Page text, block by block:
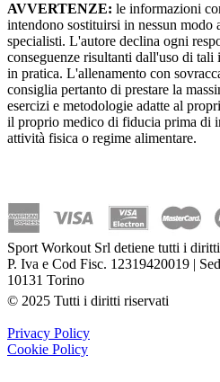
AVVERTENZE: le informazioni
intendono sostituirsi in nessun modo
specialisti. L'autore declina ogni
conseguenze risultanti dall'uso di
in pratica. L'allenamento con
consiglia pertanto di prestare la
esercizi e metodologie adatte al
il proprio medico di fiducia prima di
attività fisica o regime alimentare.
Sport Workout Srl detiene tutti i
P. Iva e Cod Fisc. 12319420019 |
10131 Torino
© 2025 Tutti i diritti riservati
Privacy Policy
Cookie Policy